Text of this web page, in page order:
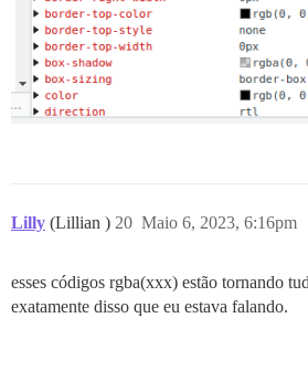
Lilly (Lillian ) Maio 6, 2023, 6:16pm
20
esses códigos rgba(xxx) estão tornando
exatamente disso que eu estava falando.